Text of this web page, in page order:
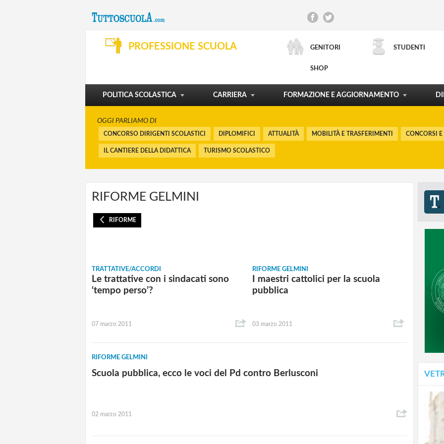
PROFESSIONE SCUOLA GENITORI STUDENTI
SHOP
POLITICA SCOLASTICA MOSTRA TUTTO
CARRIERA
SVILUPPO PROFESSIONALE CONCORSI E RECLUTAMENTO CONTRATTO DI LAVORO
MOSTRA TUTTO
FORMAZIONE E AGGIORNAMENTO
MOSTRA TUTTO
ORGANIZZAZIONE E SERVIZI INCARICHI DI DOCENZA SCUOLA E TERRITORIO
MOSTRA TUTTO
RICERCA AVANZATA
OGGI PARLIAMO DI
CONCORSO DIRIGENTI SCOLASTICI DIPLOMIFICI ATTUALITÀ MOBILITÀ E TRASFERIMENTI CONCORSI E
IL CANTIERE DELLA DIDATTICA TURISMO SCOLASTICO
RIFORME GELMINI
RIFORME
TRATTATIVE/ACCORDI
Le trattative con i sindacati sono
‘tempo perso’?
07 marzo 2011
RIFORME GELMINI
I maestri cattolici per la scuola
pubblica
03 marzo 2011
RIFORME GELMINI
Scuola pubblica, ecco le voci del Pd contro Berlusconi
02 marzo 2011